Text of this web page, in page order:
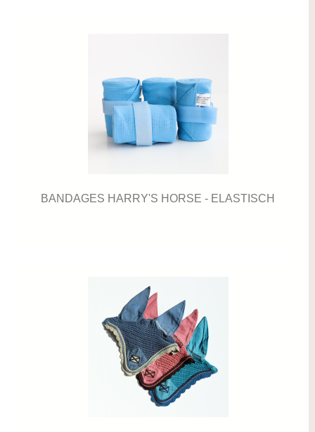
BANDAGES HARRY'S HORSE - ELASTISCH